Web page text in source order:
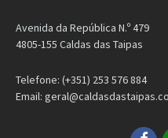
Avenida da República N.º 479
4805-155 Caldas das Taipas
Telefone: (+351) 253 576 884
Email: